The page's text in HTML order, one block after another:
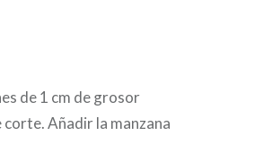
de 1 cm de grosor
Añadir la manzana